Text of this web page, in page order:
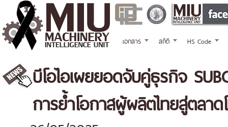
เอกสาร สถิติ HS Code
บีโอไอเผยยอดจับคู่ธุรกิจ
การย้ำโอกาสผู้ผลิตไทยสู่ตลาด